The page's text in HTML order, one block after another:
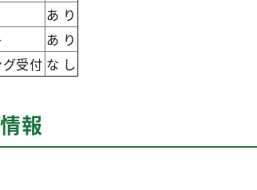
あ り
あ り
受付 な し
報